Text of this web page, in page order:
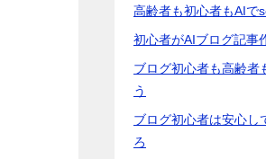
高齢者も初心者もAIで
初心者がAIブログ記事
ブログ初心者も高齢者
う
ブログ初心者は安心し
ろ